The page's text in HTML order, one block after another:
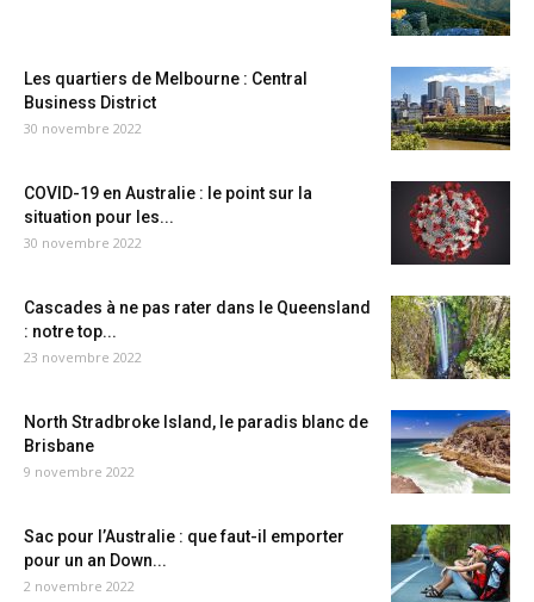
Les quartiers de Melbourne : Central
Business District
30 novembre 2022
COVID-19 en Australie : le point sur la
situation pour les...
30 novembre 2022
Cascades à ne pas rater dans le Queensland
: notre top...
23 novembre 2022
North Stradbroke Island, le paradis blanc de
Brisbane
9 novembre 2022
Sac pour l’Australie : que faut-il emporter
pour un an Down...
2 novembre 2022